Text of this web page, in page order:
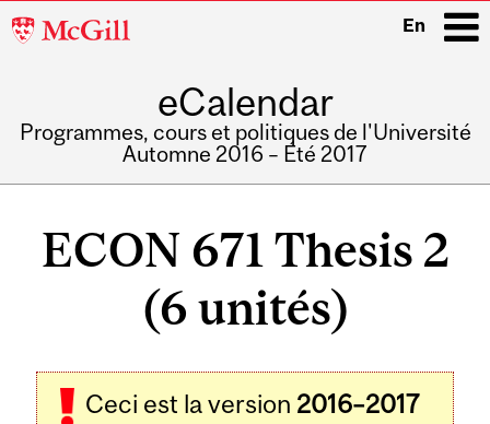
McGill
En
eCalendar
Programmes, cours et politiques de l'Université
Automne 2016 – Été 2017
ECON 671 Thesis 2
(6 unités)
Ceci est la version 2016–2017